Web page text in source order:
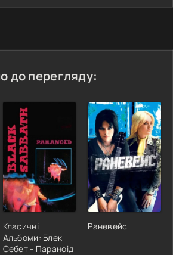
до перегляду:
Класичні
Альбоми: Блек
Себет - Параноід
Раневейс